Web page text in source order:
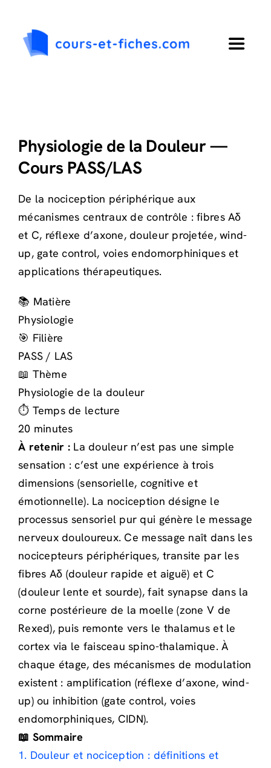
contenu
Toggle
Collège
Langues
Physiologie de la Douleur —
Cours PASS/LAS
De la nociception périphérique aux
mécanismes centraux de contrôle : fibres Aδ
et C, réflexe d’axone, douleur projetée, wind-
up, gate control, voies endomorphiniques et
applications thérapeutiques.
📚 Matière
Physiologie
🎯 Filière
PASS / LAS
📖 Thème
Physiologie de la douleur
⏱️ Temps de lecture
20 minutes
À retenir :La douleur n’est pas une simple
sensation : c’est une expérience à trois
dimensions (sensorielle, cognitive et
émotionnelle). La nociception désigne le
processus sensoriel pur qui génère le message
nerveux douloureux. Ce message naît dans les
nocicepteurs périphériques, transite par les
fibres Aδ (douleur rapide et aiguë) et C
(douleur lente et sourde), fait synapse dans la
corne postérieure de la moelle (zone V de
Rexed), puis remonte vers le thalamus et le
cortex via le faisceau spino-thalamique. À
chaque étage, des mécanismes de modulation
existent : amplification (réflexe d’axone, wind-
up) ou inhibition (gate control, voies
endomorphiniques, CIDN).
📖 Sommaire
1. Douleur et nociception : définitions et